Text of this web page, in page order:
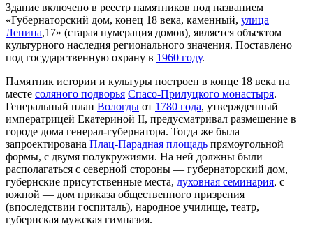
Здание включено в реестр памятников под названием
«Губернаторский дом, конец 18 века, каменный, улица
Ленина,17» (старая нумерация домов), является объектом
культурного наследия регионального значения. Поставлено
под государственную охрану в 1960 году.
Памятник истории и культуры построен в конце 18 века на
месте соляного подворья Спасо-Прилуцкого монастыря.
Генеральный план Вологды от 1780 года, утвержденный
императрицей Екатериной II, предусматривал размещение в
городе дома генерал-губернатора. Тогда же была
запроектирована Плац-Парадная площадь прямоугольной
формы, с двумя полукружиями. На ней должны были
располагаться с северной стороны — губернаторский дом,
губернские присутственные места, духовная семинария, с
южной — дом приказа общественного призрения
(впоследствии госпиталь), народное училище, театр,
губернская мужская гимназия.